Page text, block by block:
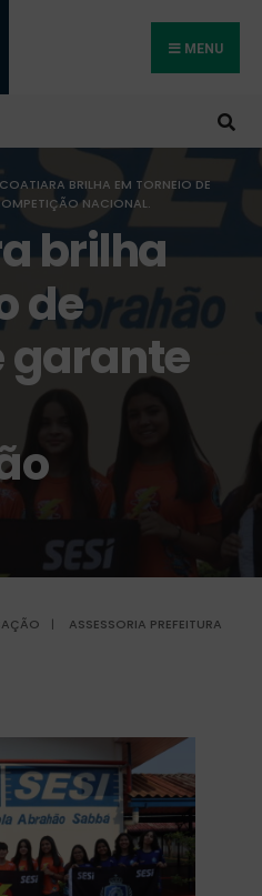
MENU
BRILHA EM TORNEIO DE
NACIONAL.
brilha
de
garante
|
ASSESSORIA PREFEITURA